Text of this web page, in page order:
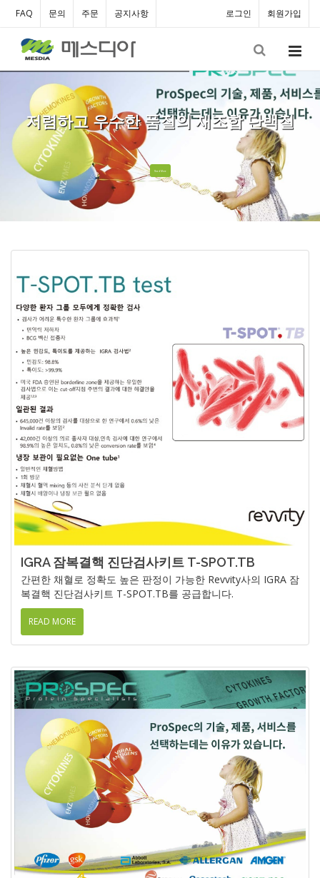
로그인 회원가입
FAQ 문의 주문 공지사항
저렴하고 우수한 품질의 재조합 단백질
Read More
IGRA 잠복결핵 진단검사키트 T-SPOT.TB
간편한 채혈로 정확도 높은 판정이 가능한 Revvity사의 IGRA 잠
복결핵 진단검사키트 T-SPOT.TB를 공급합니다.
READ MORE